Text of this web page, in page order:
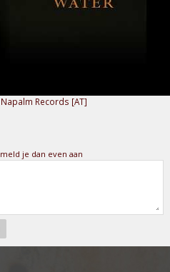
Napalm Records [AT]
meld je dan even aan